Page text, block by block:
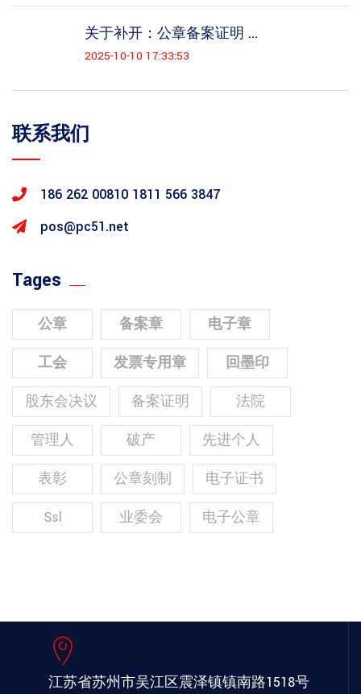
关于补开：公章备案证明 ...
2025-10-10 17:33:53
联系我们
186 262 00810 1811 566 3847
pos@pc51.net
Tages
公章 备案章 电子章
工会 发票专用章 回墨印
股东会决议 备案证明 法院
管理人 破产 先进个人
表彰 公章刻制 电子证书
Ssl 业委会 电子公章
江苏省苏州市吴江区震泽镇镇南路1518号